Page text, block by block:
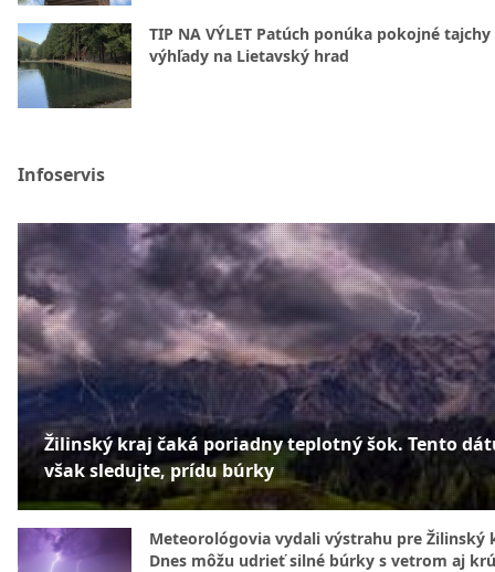
TIP NA VÝLET Patúch ponúka pokojné tajchy
výhľady na Lietavský hrad
Infoservis
Žilinský kraj čaká poriadny teplotný šok. Tento
však sledujte, prídu búrky
Meteorológovia vydali výstrahu pre Žilinský
Dnes môžu udrieť silné búrky s vetrom aj